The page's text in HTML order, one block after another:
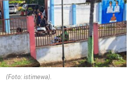
(Foto: istimewa).